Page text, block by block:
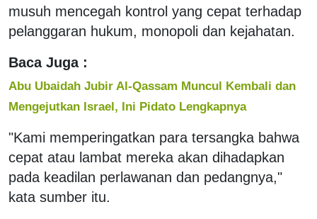
musuh mencegah kontrol yang cepat terhadap
pelanggaran hukum, monopoli dan kejahatan.
Baca Juga :
Abu Ubaidah Jubir Al-Qassam Muncul Kembali dan
Mengejutkan Israel, Ini Pidato Lengkapnya
"Kami memperingatkan para tersangka bahwa
cepat atau lambat mereka akan dihadapkan
pada keadilan perlawanan dan pedangnya,"
kata sumber itu.